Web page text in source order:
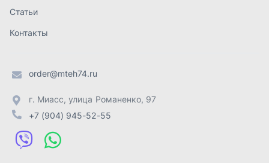
г. Златоуст
г. Челябинск
+7 (904) 945-04-44